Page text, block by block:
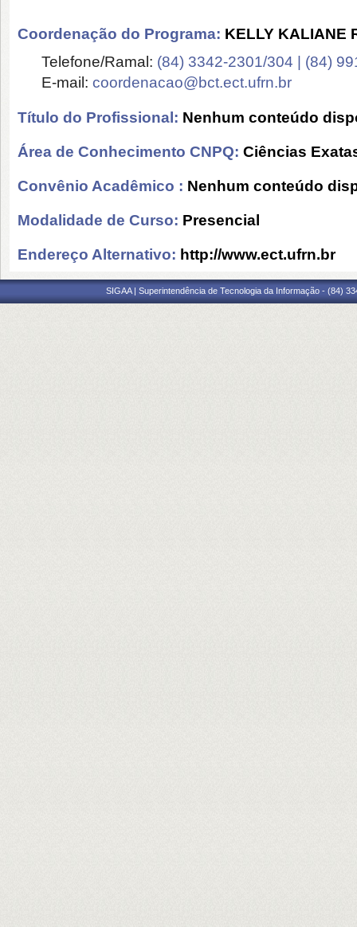
Coordenação do Programa: KELLY KALIANE
Telefone/Ramal: (84) 3342-2301/304 | (84)
E-mail: coordenacao@bct.ect.ufrn.br
Título do Profissional: Nenhum conteúdo
Área de Conhecimento CNPQ: Ciências
Convênio Acadêmico : Nenhum conteúdo
Modalidade de Curso: Presencial
Endereço Alternativo: http://www.ect.ufrn.br
SIGAA | Superintendência de Tecnologia da Informação - (84)